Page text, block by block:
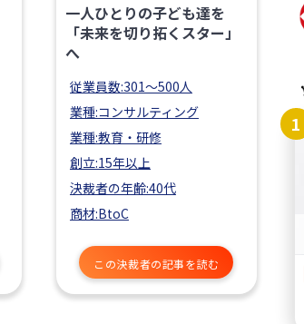
一人ひとりの子ども達を
「未来を切り拓くスター」
へ
従業員数:301〜500人
業種:コンサルティング
業種:教育・研修
創立:15年以上
決裁者の年齢:40代
商材:BtoC
この決裁者の記事を読む
1